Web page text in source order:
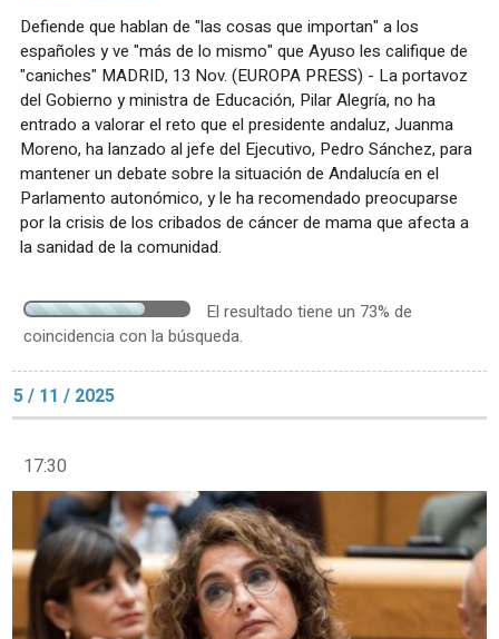
Defiende que hablan de "las cosas que importan" a los
españoles y ve "más de lo mismo" que Ayuso les califique de
"caniches" MADRID, 13 Nov. (EUROPA PRESS) - La portavoz
del Gobierno y ministra de Educación, Pilar Alegría, no ha
entrado a valorar el reto que el presidente andaluz, Juanma
Moreno, ha lanzado al jefe del Ejecutivo, Pedro Sánchez, para
mantener un debate sobre la situación de Andalucía en el
Parlamento autonómico, y le ha recomendado preocuparse
por la crisis de los cribados de cáncer de mama que afecta a
la sanidad de la comunidad.
El resultado tiene un 73% de
coincidencia con la búsqueda.
5 / 11 / 2025
17:30